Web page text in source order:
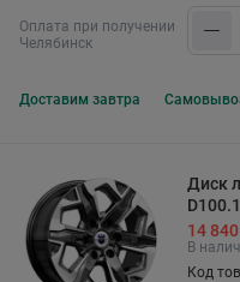
Оплата при получении
Челябинск
Доставим завтра
Диск
14
В
Код